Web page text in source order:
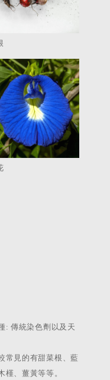
: 傳統染色劑以及天
常見的有甜菜根、藍
槿、薑黃等等。